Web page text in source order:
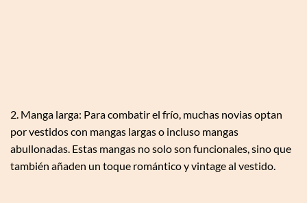
2. Manga larga: Para combatir el frío, muchas novias optan
por vestidos con mangas largas o incluso mangas
abullonadas. Estas mangas no solo son funcionales, sino que
también añaden un toque romántico y vintage al vestido.